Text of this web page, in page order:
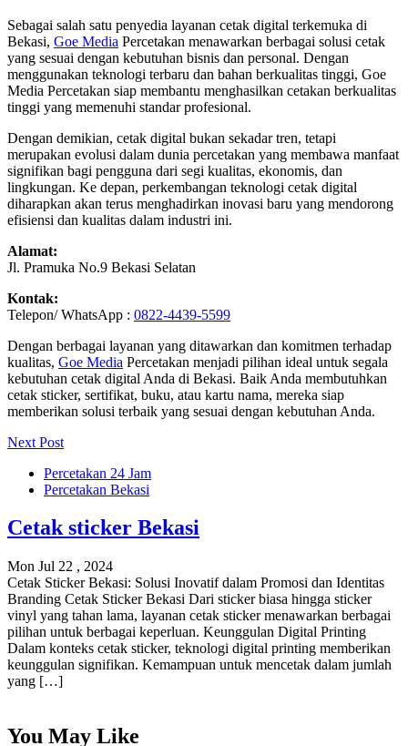
Sebagai salah satu penyedia layanan cetak digital terkemuka di
Bekasi, Goe Media Percetakan menawarkan berbagai solusi cetak
yang sesuai dengan kebutuhan bisnis dan personal. Dengan
menggunakan teknologi terbaru dan bahan berkualitas tinggi, Goe
Media Percetakan siap membantu menghasilkan cetakan berkualitas
tinggi yang memenuhi standar profesional.
Dengan demikian, cetak digital bukan sekadar tren, tetapi
merupakan evolusi dalam dunia percetakan yang membawa manfaat
signifikan bagi pengguna dari segi kualitas, ekonomis, dan
lingkungan. Ke depan, perkembangan teknologi cetak digital
diharapkan akan terus menghadirkan inovasi baru yang mendorong
efisiensi dan kualitas dalam industri ini.
Alamat:
Jl. Pramuka No.9 Bekasi Selatan
Kontak:
Telepon/ WhatsApp : 0822-4439-5599
Dengan berbagai layanan yang ditawarkan dan komitmen terhadap
kualitas, Goe Media Percetakan menjadi pilihan ideal untuk segala
kebutuhan cetak digital Anda di Bekasi. Baik Anda membutuhkan
cetak sticker, sertifikat, buku, atau kartu nama, mereka siap
memberikan solusi terbaik yang sesuai dengan kebutuhan Anda.
Next Post
Percetakan 24 Jam
Percetakan Bekasi
Cetak sticker Bekasi
Mon Jul 22 , 2024
Cetak Sticker Bekasi: Solusi Inovatif dalam Promosi dan Identitas
Branding Cetak Sticker Bekasi Dari sticker biasa hingga sticker
vinyl yang tahan lama, layanan cetak sticker menawarkan berbagai
pilihan untuk berbagai keperluan. Keunggulan Digital Printing
Dalam konteks cetak sticker, teknologi digital printing memberikan
keunggulan signifikan. Kemampuan untuk mencetak dalam jumlah
yang […]
You May Like